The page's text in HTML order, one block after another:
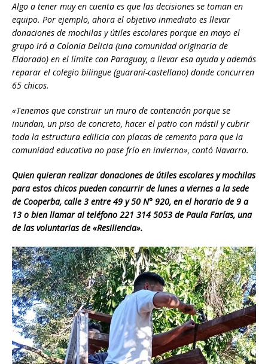
Algo a tener muy en cuenta es que las decisiones se toman en
equipo. Por ejemplo, ahora el objetivo inmediato es llevar
donaciones de mochilas y útiles escolares porque en mayo el
grupo irá a Colonia Delicia (una comunidad originaria de
Eldorado) en el límite con Paraguay, a llevar esa ayuda y además
reparar el colegio bilingue (guaraní-castellano) donde concurren
65 chicos.
«Tenemos que construir un muro de contención porque se
inundan, un piso de concreto, hacer el patio con mástil y cubrir
toda la estructura edilicia con placas de cemento para que la
comunidad educativa no pase frío en invierno», contó Navarro.
Quien quieran realizar donaciones de útiles escolares y mochilas
para estos chicos pueden concurrir de lunes a viernes a la sede
de Cooperba, calle 3 entre 49 y 50 N° 920, en el horario de 9 a
13 o bien llamar al teléfono 221 314 5053 de Paula Farías, una
de las voluntarias de «Resiliencia».